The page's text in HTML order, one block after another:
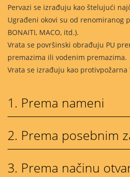
Pervazi se izrađuju kao štelujući
Ugrađeni okovi su od renomiranog
BONAITI, MACO, itd.).
Vrata se površinski obrađuju PU
premazima ili vodenim premazima.
Vrata se izrađuju kao protivpožarna
1. Prema nameni
2. Prema posebnim
3. Prema načinu